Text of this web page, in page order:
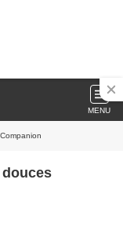
MENU